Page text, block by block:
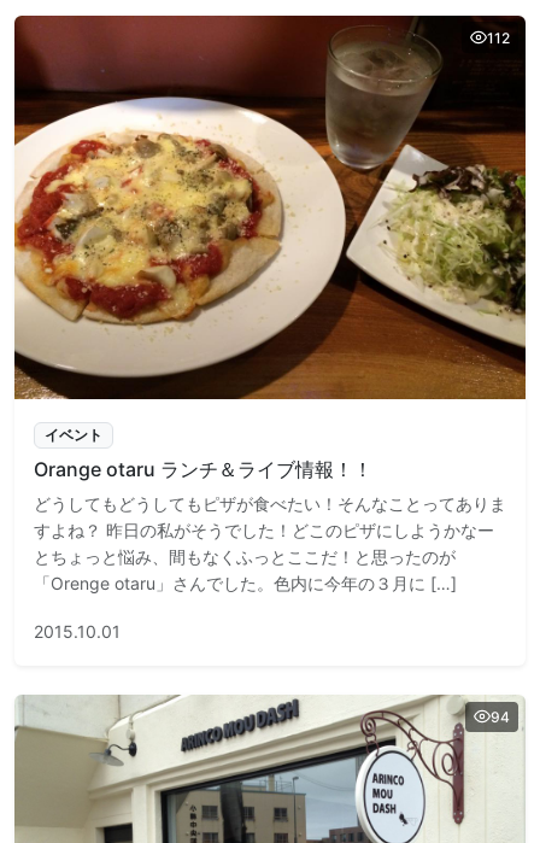
112
イベント
Orange otaru ランチ＆ライブ情報！！
どうしてもどうしてもピザが食べたい！そんなことってありま
すよね？ 昨日の私がそうでした！どこのピザにしようかなー
とちょっと悩み、間もなくふっとここだ！と思ったのが
「Orenge otaru」さんでした。色内に今年の３月に […]
2015.10.01
94